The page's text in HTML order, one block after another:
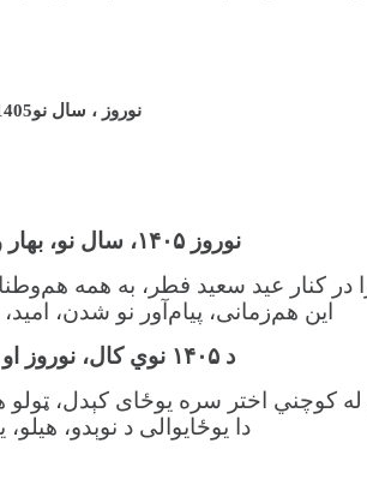
نوروز ، سال نو1405، بهار و عید سعید فطر مبارک
نوروز ۱۴۰۵، سال نو،
در کنار عید سعید فطر، به همه
این هم‌زمانی، پیام‌آور نو شدن،
د ۱۴۰۵ نوي کال، نوروز
کوچني اختر سره يوځای کېدل، ټولو
دا يوځایوالی د نوېدو،